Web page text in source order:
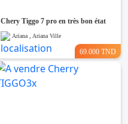
Chery Tiggo 7 pro en très bon état
Ariana , Ariana Ville
69.000 TND